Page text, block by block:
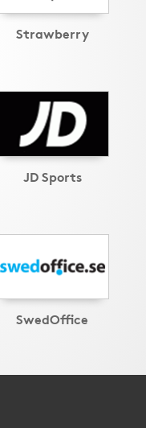
Strawberry
JD Sports
SwedOffice